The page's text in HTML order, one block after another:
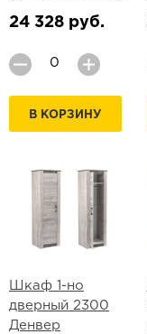
24 328 руб.
В КОРЗИНУ
Шкаф 1-но
дверный 2300
Денвер